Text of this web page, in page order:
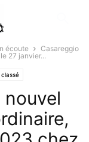
écoute
Casareggio
27 janvier...